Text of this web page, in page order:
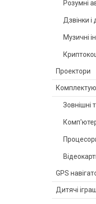
Розумні
Дзвінки
Музичні
Проектори
Зовнішні
GPS
Дитячі